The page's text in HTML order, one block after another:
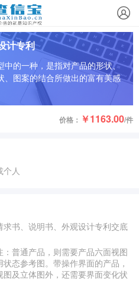
计专利
中的一种，是指对产品的形状、
、图案的结合所做出的富有美感
价格： ￥1163.00/件
个人
书、说明书、外观设计专利交底
普通产品，则需要产品六面视图
态参考图。带操作界面的产品，
及立体图外，还需要界面变化状